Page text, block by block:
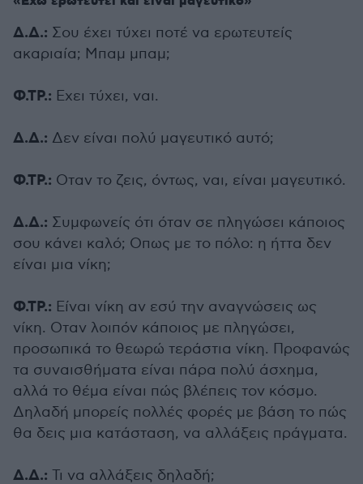
Δ.Δ.: Σου έχει τύχει ποτέ να ερωτευτείς
ακαριαία; Μπαμ μπαμ;
Φ.ΤΡ.: Εχει τύχει, ναι.
Δ.Δ.: Δεν είναι πολύ μαγευτικό αυτό;
Φ.ΤΡ.: Οταν το ζεις, όντως, ναι, είναι μαγευτικό.
Δ.Δ.: Συμφωνείς ότι όταν σε πληγώσει κάποιος
σου κάνει καλό; Οπως με το πόλο: η ήττα δεν
είναι μια νίκη;
Φ.ΤΡ.: Είναι νίκη αν εσύ την αναγνώσεις ως
νίκη. Οταν λοιπόν κάποιος με πληγώσει,
προσωπικά το θεωρώ τεράστια νίκη. Προφανώς
τα συναισθήματα είναι πάρα πολύ άσχημα,
αλλά το θέμα είναι πώς βλέπεις τον κόσμο.
Δηλαδή μπορείς πολλές φορές με βάση το πώς
θα δεις μια κατάσταση, να αλλάξεις πράγματα.
Δ.Δ.: Τι να αλλάξεις δηλαδή;